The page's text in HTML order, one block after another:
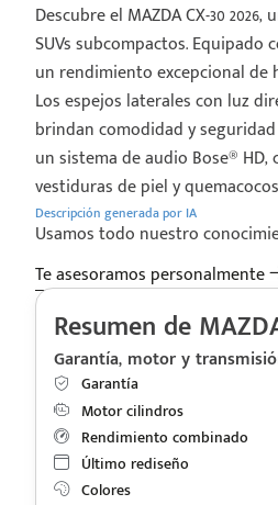
Descubre el MAZDA CX-30
SUVs subcompactos. Equipado
un rendimiento excepcional de
Los espejos laterales con luz
brindan comodidad y
un sistema de audio Bose®
vestiduras de piel y
Descripción generada por IA
Usamos todo nuestro
Te asesoramos personalmente
Resumen de
Garantía, motor y
Garantía
Motor cilindros
Rendimiento combinado
Último rediseño
Colores